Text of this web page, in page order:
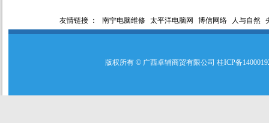
友情链接 ： 南宁电脑维修 太平洋电脑网 博信网络 人与自然
版权所有 © 广西卓辅商贸有限公司 桂ICP备